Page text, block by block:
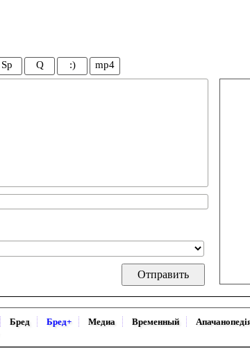
Sp Q :) mp4
Бред Бред+ Медиа Временный